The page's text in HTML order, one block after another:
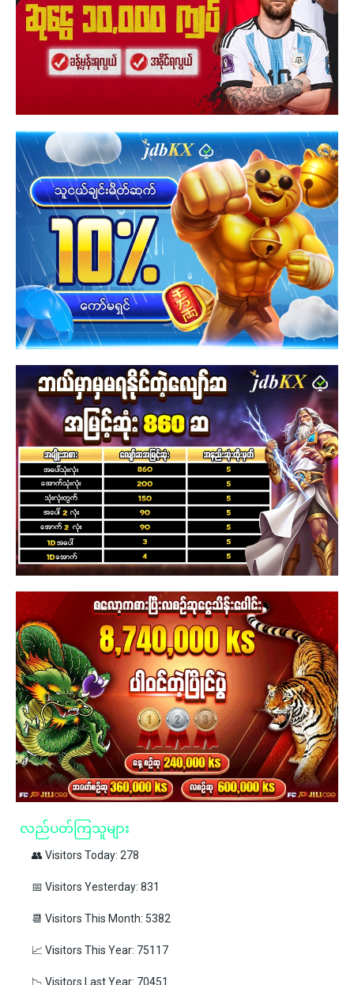
လည်ပတ်ကြသူများ
👥 Visitors Today: 278
📅 Visitors Yesterday: 831
📆 Visitors This Month: 5382
📈 Visitors This Year: 75117
📉 Visitors Last Year: 70451